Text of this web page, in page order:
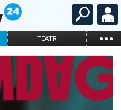
TEATR ...
STAND-UP
KARNETY